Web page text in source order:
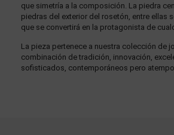
que simetría a la composición. La piedra
piedras del exterior del rosetón, entre ellas
que se convertirá en la protagonista de
La pieza pertenece a nuestra colección de
combinación de tradición, innovación,
sofisticados, contemporáneos pero